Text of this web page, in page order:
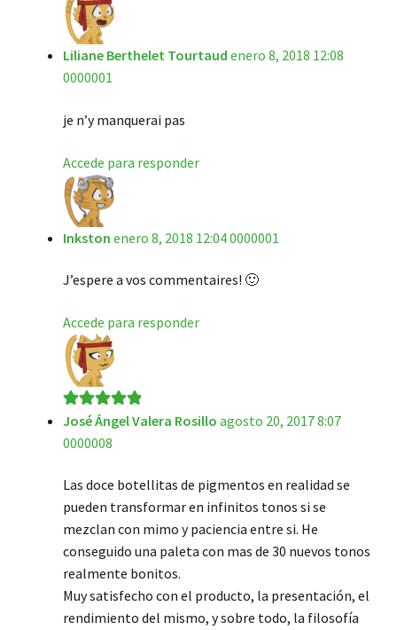
Liliane Berthelet Tourtaud enero 8, 2018 12:08
0000001
je n’y manquerai pas
Accede para responder
Inkston enero 8, 2018 12:04 0000001
J’espere a vos commentaires! 🙂
Accede para responder
Valorado en5
de 5
José Ángel Valera Rosillo agosto 20, 2017 8:07
0000008
Las doce botellitas de pigmentos en realidad se
pueden transformar en infinitos tonos si se
mezclan con mimo y paciencia entre si. He
conseguido una paleta con mas de 30 nuevos tonos
realmente bonitos.
Muy satisfecho con el producto, la presentación, el
rendimiento del mismo, y sobre todo, la filosofía